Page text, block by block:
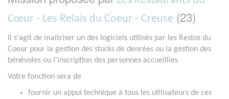
Cœur - Les Relais du Coeur - Creuse (23)
Il s'agit de maitriser un des logiciels utilisés par les Restos du
Coeur pour la gestion des stocks de denrées ou la gestion des
bénévoles ou l'inscription des personnes accueillies
Votre fonction sera de
fournir un appui technique à tous les utilisateurs de ces